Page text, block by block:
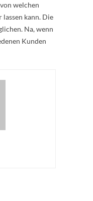
welchen
kann. Die
Na, wenn
Kunden